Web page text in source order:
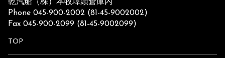
乾汽船（株）本牧埠頭倉庫内
Phone 045-900-2002 (81-45-9002002)
Fax 045-900-2099 (81-45-9002099)
TOP